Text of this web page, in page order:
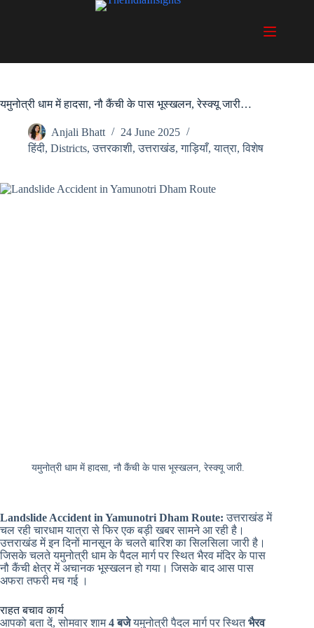
यमुनोत्री धाम में हादसा, नौ कैंची के पास भूस्खलन, रेस्क्यू जारी…
Anjali Bhatt
24 June 2025
हिंदी, Districts,उत्तरकाशी,उत्तराखंड,गाड़ियाँ,यात्रा,विशेष
यमुनोत्री धाम में हादसा, नौ कैंची के पास भूस्खलन, रेस्क्यू जारी.
Landslide Accident in Yamunotri Dham Route:उत्तराखंड में
चल रही चारधाम यात्रा से फिर एक बड़ी खबर सामने आ रही है।
उत्तराखंड में इन दिनों मानसून के चलते बारिश का सिलसिला जारी है।
जिसके चलते यमुनोत्री धाम के पैदल मार्ग पर स्थित भैरव मंदिर के पास
नौ कैंची क्षेत्र में अचानक भूस्खलन हो गया। जिसके बाद आस पास
अफरा तफरी मच गई ।
राहत बचाव कार्य
आपको बता दें, सोमवार शाम4 बजेयमुनोत्री पैदल मार्ग पर स्थितभैरव